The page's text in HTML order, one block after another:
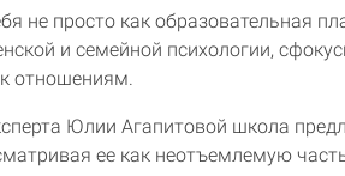
не просто как образовательная
и семейной психологии,
отношениям.
Юлии Агапитовой школа
ее как неотъемлемую